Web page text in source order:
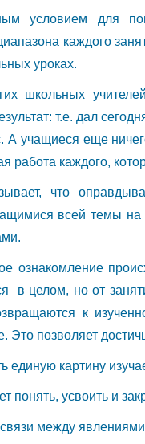
условием для
каждого
уроках.
школьных
т.е. дал
А учащиеся еще
работа каждого,
что
всей темы на
ознакомление
в целом, но от
к
Это позволяет
единую картину
усвоить и
между явлениями